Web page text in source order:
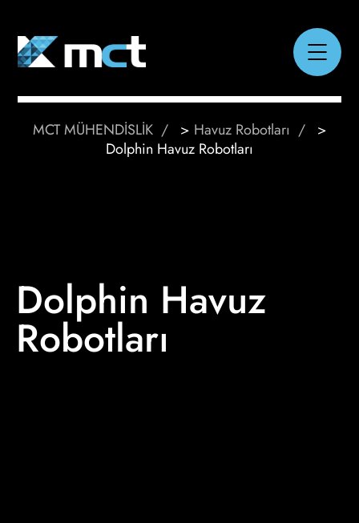
MCT MÜHENDİSLİK > Havuz Robotları
>
Dolphin Havuz Robotları
Dolphin Havuz
Robotları